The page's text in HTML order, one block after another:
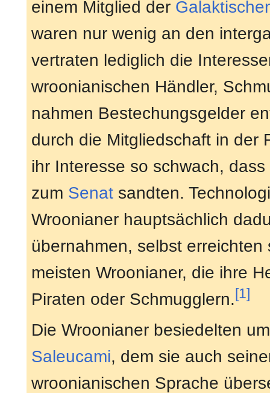
einem Mitglied der
waren nur wenig an den
vertraten lediglich die
wroonianischen Händler,
nahmen Bestechungsgelder
durch die Mitgliedschaft in der
ihr Interesse so schwach,
zum Senat sandten.
Wroonianer hauptsächlich
übernahmen, selbst
meisten Wroonianer, die ihre
Piraten oder Schmugglern.[1]
Die Wroonianer besiedelten
Saleucami, dem sie auch
wroonianischen Sprache